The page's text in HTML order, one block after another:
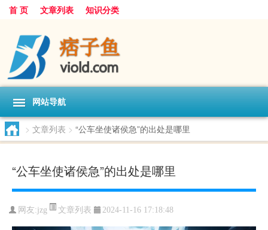
首 页 文章列表 知识分类
网站导航
> 文章列表 > “公车坐使诸侯急”的出处是哪里
“公车坐使诸侯急”的出处是哪里
网友:jzg 文章列表 2024-11-16 17:18:48